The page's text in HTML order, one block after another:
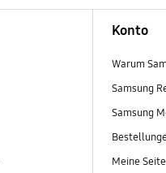
Konto
Warum
Samsung
Samsung
Meine Seite